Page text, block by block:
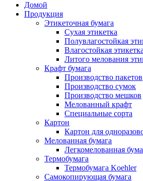
Домой
Продукция
Этикеточная бумага
Сухая этикетка
Полувлагостойкая
Влагостойкая этикетка
Литого мелования
Крафт бумага
Производство пакетов
Производство сумок
Производство мешков
Мелованный крафт
Специальные сорта
Картон
Картон для
Мелованная бумага
Легкомелованная
Термобумага
Термобумага Koehler
Самокопирующая бумага